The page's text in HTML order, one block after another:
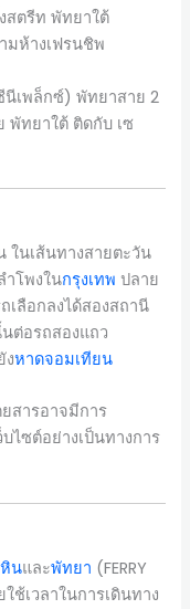
สตรีท พัทยาใต้
มห้างเฟรนชิพ
นีเพล็กซ์) พัทยาสาย 2
พัทยาใต้ ติดกับ เซ
ในเส้นทางสายตะวัน
โพงในกรุงเทพ ปลาย
ลือกลงได้สองสถานี
ต่อรถสองแถว
งหาดจอมเทียน
สารอาจมีการ
ไซต์อย่างเป็นทางการ
นและพัทยา (FERRY
ช้เวลาในการเดินทาง